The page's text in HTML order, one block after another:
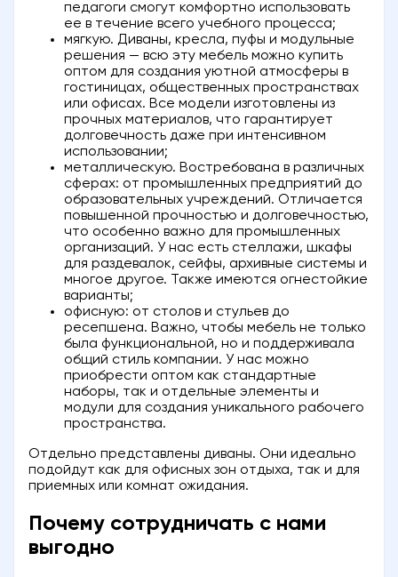
педагоги смогут комфортно использовать
ее в течение всего учебного процесса;
мягкую. Диваны, кресла, пуфы и модульные
решения — всю эту мебель можно купить
оптом для создания уютной атмосферы в
гостиницах, общественных пространствах
или офисах. Все модели изготовлены из
прочных материалов, что гарантирует
долговечность даже при интенсивном
использовании;
металлическую. Востребована в различных
сферах: от промышленных предприятий до
образовательных учреждений. Отличается
повышенной прочностью и долговечностью,
что особенно важно для промышленных
организаций. У нас есть стеллажи, шкафы
для раздевалок, сейфы, архивные системы и
многое другое. Также имеются огнестойкие
варианты;
офисную: от столов и стульев до
ресепшена. Важно, чтобы мебель не только
была функциональной, но и поддерживала
общий стиль компании. У нас можно
приобрести оптом как стандартные
наборы, так и отдельные элементы и
модули для создания уникального рабочего
пространства.
Отдельно представлены диваны. Они идеально
подойдут как для офисных зон отдыха, так и для
приемных или комнат ожидания.
Почему сотрудничать с нами
выгодно